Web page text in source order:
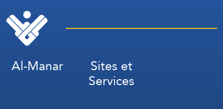
Al-Manar Sites et
Services